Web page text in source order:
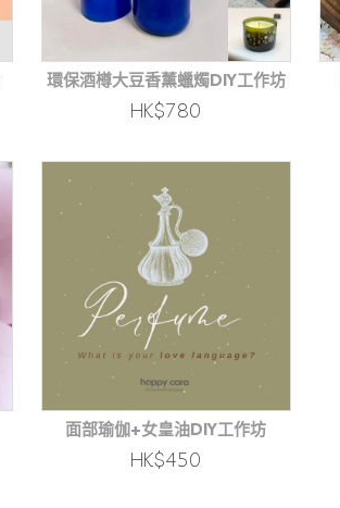
環保酒樽大豆香薰蠟燭DIY工作坊
HK$780
面部瑜伽+女皇油DIY工作坊
HK$450